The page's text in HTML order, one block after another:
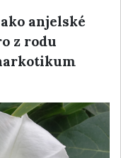
anjelské
z rodu